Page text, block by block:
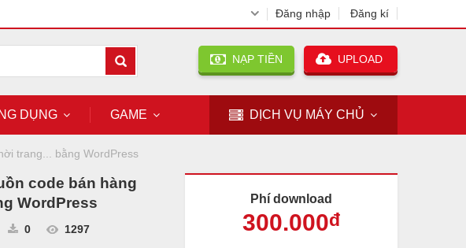
Đăng nhập Đăng kí
NẠP TIỀN UPLOAD
DỤNG GAME DỊCH VỤ MÁY CHỦ
trang... bằng WordPress
code bán hàng
WordPress
0 1297
Phí download
300.000đ